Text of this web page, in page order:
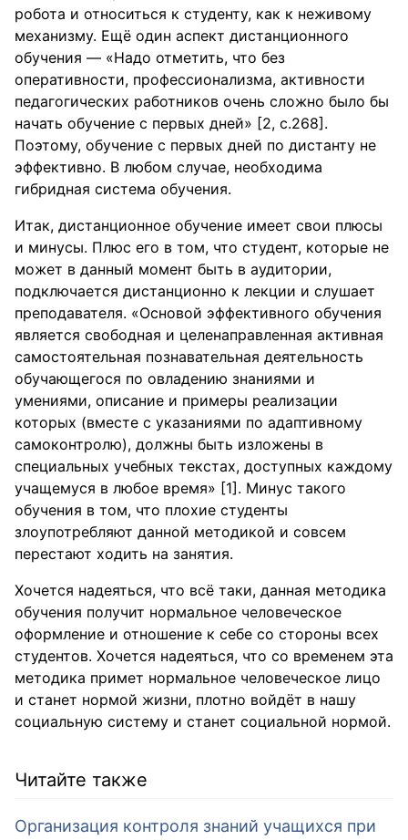
робота и относиться к студенту, как к неживому
механизму. Ещё один аспект дистанционного
обучения — «Надо отметить, что без
оперативности, профессионализма, активности
педагогических работников очень сложно было бы
начать обучение с первых дней» [2, с.268].
Поэтому, обучение с первых дней по дистанту не
эффективно. В любом случае, необходима
гибридная система обучения.
Итак, дистанционное обучение имеет свои плюсы
и минусы. Плюс его в том, что студент, которые не
может в данный момент быть в аудитории,
подключается дистанционно к лекции и слушает
преподавателя. «Основой эффективного обучения
является свободная и целенаправленная активная
самостоятельная познавательная деятельность
обучающегося по овладению знаниями и
умениями, описание и примеры реализации
которых (вместе с указаниями по адаптивному
самоконтролю), должны быть изложены в
специальных учебных текстах, доступных каждому
учащемуся в любое время» [1]. Минус такого
обучения в том, что плохие студенты
злоупотребляют данной методикой и совсем
перестают ходить на занятия.
Хочется надеяться, что всё таки, данная методика
обучения получит нормальное человеческое
оформление и отношение к себе со стороны всех
студентов. Хочется надеяться, что со временем эта
методика примет нормальное человеческое лицо
и станет нормой жизни, плотно войдёт в нашу
социальную систему и станет социальной нормой.
Читайте также
Организация контроля знаний учащихся при